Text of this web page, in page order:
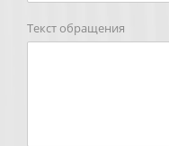
Текст обращения